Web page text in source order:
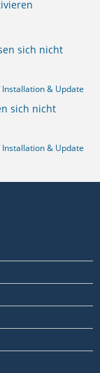
sich nicht
& Update
sich nicht
& Update